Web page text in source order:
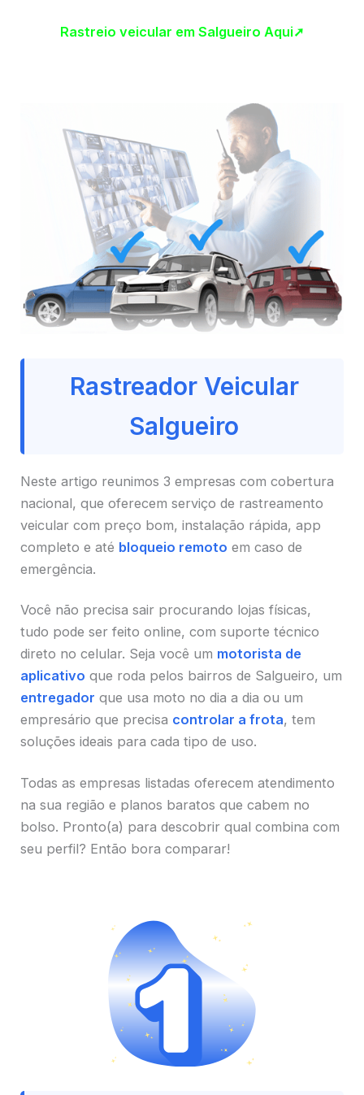
Rastreio veicular em Salgueiro Aqui➚
Rastreador Veicular
Salgueiro
Neste artigo reunimos 3 empresas com cobertura
nacional, que oferecem serviço de rastreamento
veicular com preço bom, instalação rápida, app
completo e até bloqueio remoto em caso de
emergência.
Você não precisa sair procurando lojas físicas,
tudo pode ser feito online, com suporte técnico
direto no celular. Seja você um motorista de
aplicativo que roda pelos bairros de Salgueiro, um
entregador que usa moto no dia a dia ou um
empresário que precisa controlar a frota, tem
soluções ideais para cada tipo de uso.
Todas as empresas listadas oferecem atendimento
na sua região e planos baratos que cabem no
bolso. Pronto(a) para descobrir qual combina com
seu perfil? Então bora comparar!